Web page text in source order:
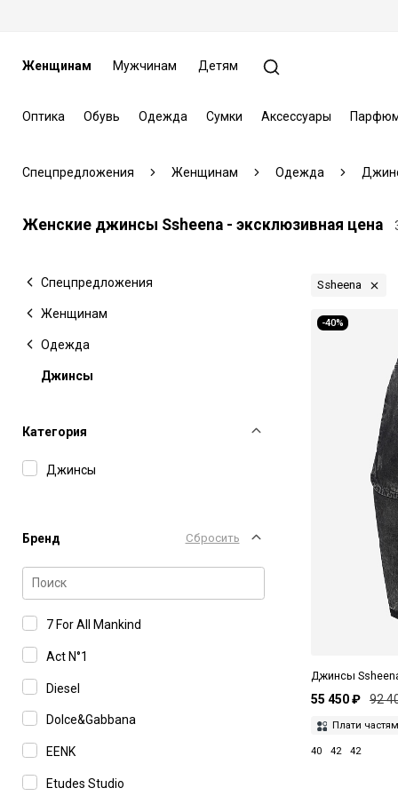
Женщинам Мужчинам Детям
Оптика Обувь Одежда Сумки Аксессуары
Спецпредложения Женщинам Одежда
Женские джинсы Ssheena - эксклюзивная цена
Спецпредложения
Женщинам
Одежда
Джинсы
Категория
Джинсы
Бренд Сбросить
7 For All Mankind
Act N°1
Diesel
Dolce&Gabbana
EENK
Etudes Studio
Ssheena
-40%
Джинсы
55 450 ₽ 92
Плати
40 42 42